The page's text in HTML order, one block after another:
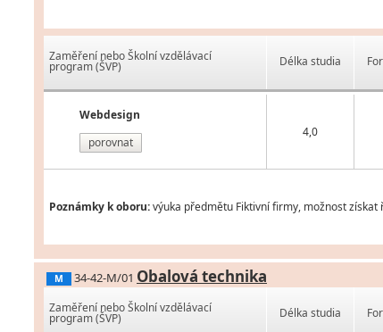
Zaměření nebo Školní vzdělávací
program (ŠVP)
Webdesign
porovnat
Délka studia
4,0
Poznámky k oboru:výuka předmětu Fiktivní firmy, možnost získat
M 34-42-M/01 Obalová technika
Zaměření nebo Školní vzdělávací
program (ŠVP) Délka studia